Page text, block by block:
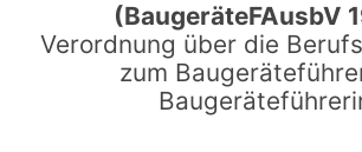
(BaugeräteFAusbV
Verordnung über die
zum